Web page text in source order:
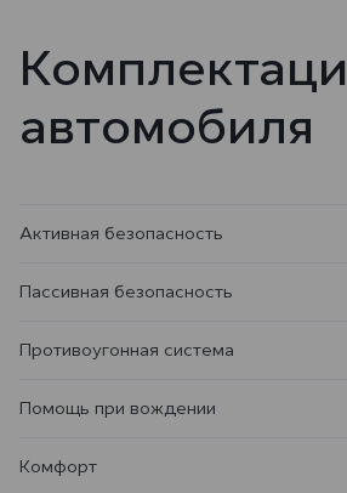
автомобиля
Активная безопасность
Пассивная безопасность
Противоугонная система
Помощь при вождении
Комфорт